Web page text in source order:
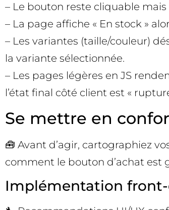
– Le bouton reste cliquable
– La page affiche « En stock »
– Les variantes (taille/couleur)
la variante sélectionnée.
– Les pages légères en JS
l’état final côté client est «
Se mettre en
🧰 Avant d’agir, cartographiez
comment le bouton d’achat est
Implémentation